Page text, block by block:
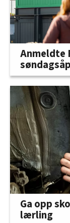
Anmeldte
Ga opp
lærling